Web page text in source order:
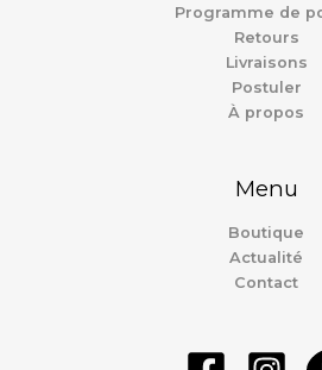
Programme de
Retours
Livraisons
Postuler
À propos
Menu
Boutique
Actualité
Contact